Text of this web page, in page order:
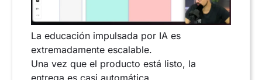
La educación impulsada por IA es
extremadamente escalable.
Una vez que el producto está listo, la